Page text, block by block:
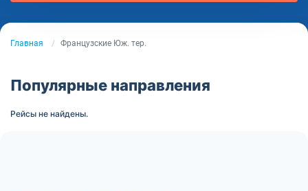
Главная Французские Юж. тер.
Популярные направления
Рейсы не найдены.